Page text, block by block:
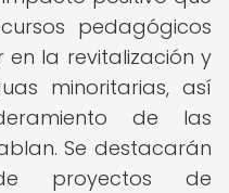
pedagógicos
la revitalización y
minoritarias, así
de las
Se destacarán
proyectos de